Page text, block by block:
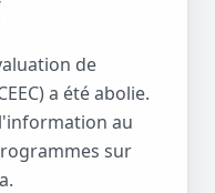
de
a été abolie.
au
sur